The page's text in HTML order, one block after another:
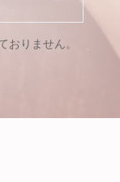
りません。